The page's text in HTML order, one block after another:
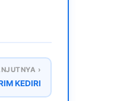
›
KEDIRI